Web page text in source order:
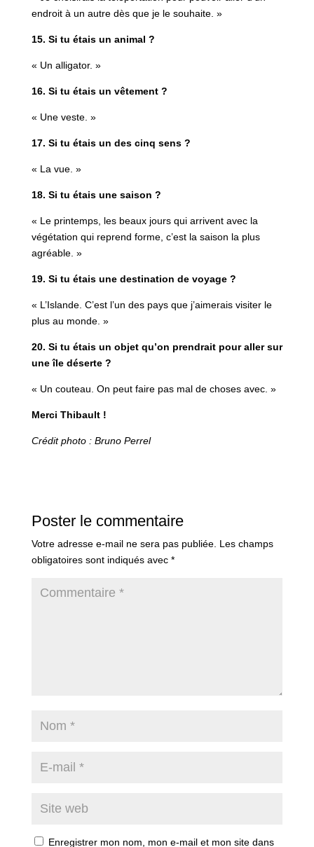
endroit à un autre dès que je le souhaite. »
15. Si tu étais un animal ?
« Un alligator. »
16. Si tu étais un vêtement ?
« Une veste. »
17. Si tu étais un des cinq sens ?
« La vue. »
18. Si tu étais une saison ?
« Le printemps, les beaux jours qui arrivent avec la
végétation qui reprend forme, c’est la saison la plus
agréable. »
19. Si tu étais une destination de voyage ?
« L’Islande. C’est l’un des pays que j’aimerais visiter le
plus au monde. »
20. Si tu étais un objet qu’on prendrait pour aller sur
une île déserte ?
« Un couteau. On peut faire pas mal de choses avec. »
Merci Thibault !
Crédit photo : Bruno Perrel
Poster le commentaire
Votre adresse e-mail ne sera pas publiée. Les champs
obligatoires sont indiqués avec *
Enregistrer mon nom, mon e-mail et mon site dans